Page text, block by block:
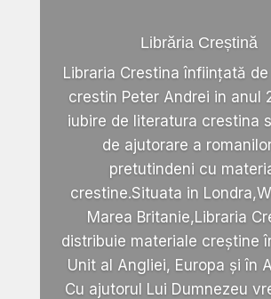
Librăria Creștină
Libraria Crestina înființată
crestin Peter Andrei in anul
iubire de literatura crestina
de ajutorare a
pretutindeni cu
crestine.Situata in
Marea Britanie,Libraria
distribuie materiale creștine
Unit al Angliei, Europa și în
Cu ajutorul Lui Dumnezeu